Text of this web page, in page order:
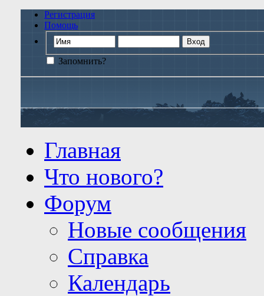
Регистрация
Помощь
Запомнить?
Главная
Что нового?
Форум
Новые сообщения
Справка
Календарь